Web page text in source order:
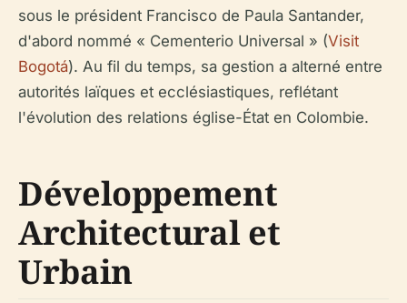
sous le président Francisco de Paula Santander,
d'abord nommé « Cementerio Universal » (Visit
Bogotá). Au fil du temps, sa gestion a alterné entre
autorités laïques et ecclésiastiques, reflétant
l'évolution des relations église-État en Colombie.
Développement
Architectural et
Urbain